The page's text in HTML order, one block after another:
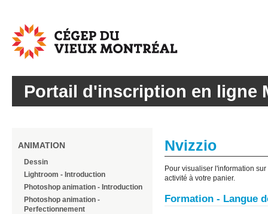
Cégep
du
Vieux
Montréal
Portail d'inscription en ligne
ANIMATION
Dessin
Lightroom - Introduction
Photoshop animation - Introduction
Photoshop animation -
Perfectionnement
Nvizzio
Pour visualiser l'information
activité à votre panier.
Formation - Langue